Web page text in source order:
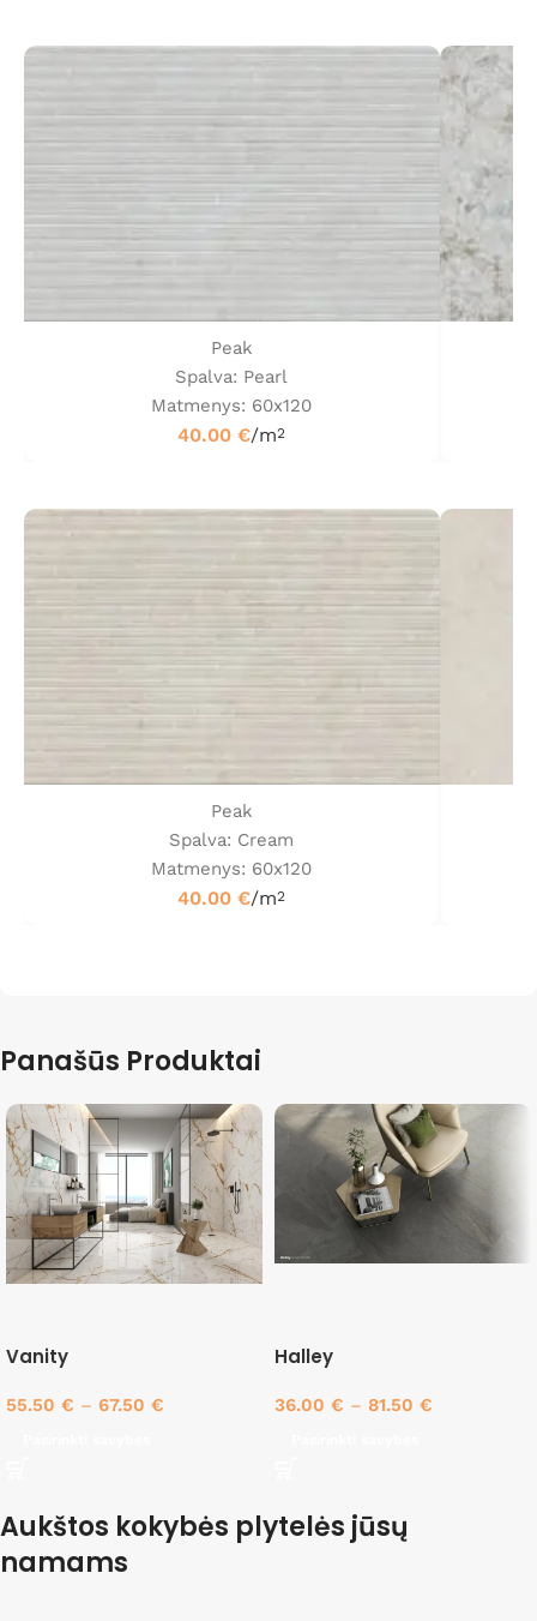
Peak
Spalva: Pearl
Matmenys: 60x120
40.00€/m2
Peak
Spalva: Cream
Matmenys: 60x120
40.00€/m2
Panašūs Produktai
Vanity
55.50 € – 67.50 €
Halley
36.00 € – 81.50 €
Aukštos kokybės plytelės jūsų
namams